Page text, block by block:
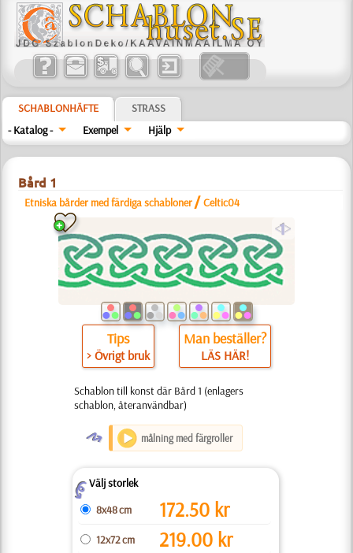
SCHABLONHÄFTE
STRASS
- Katalog -
Exempel Hjälp
Bård 1
Etniska bårder med färdiga schabloner /Celtic04
a
Tips
> Övrigt bruk
Man beställer?
LÄS HÄR!
Schablon till konst där Bård 1 (enlagers
schablon, återanvändbar)
O målning med färgroller
ZVälj storlek
8x48 cm
172.50 kr
12x72 cm 219.00 kr